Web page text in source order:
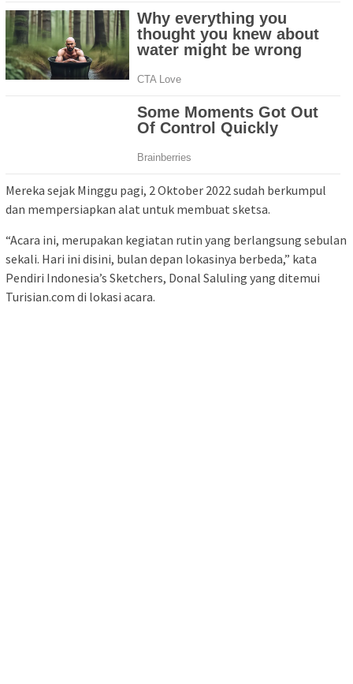
Mereka sejak Minggu pagi, 2 Oktober 2022 sudah berkumpul
dan mempersiapkan alat untuk membuat sketsa.
“Acara ini, merupakan kegiatan rutin yang berlangsung sebulan
sekali. Hari ini disini, bulan depan lokasinya berbeda,” kata
Pendiri Indonesia’s Sketchers, Donal Saluling yang ditemui
Turisian.com di lokasi acara.